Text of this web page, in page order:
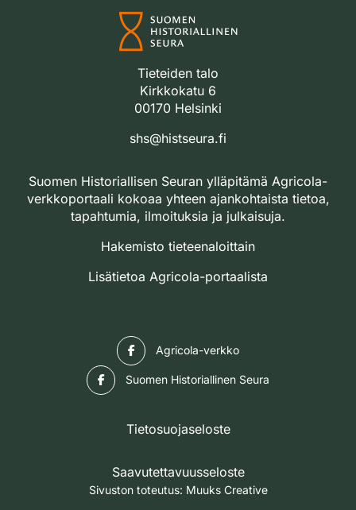
Tieteiden talo
Kirkkokatu 6
00170 Helsinki
shs@histseura.fi
Suomen Historiallisen Seuran ylläpitämä Agricola-
verkkoportaali kokoaa yhteen ajankohtaista tietoa,
tapahtumia, ilmoituksia ja julkaisuja.
Hakemisto tieteenaloittain
Lisätietoa Agricola-portaalista
Agricola-verkko
Suomen Historiallinen Seura
Tietosuojaseloste
Saavutettavuusseloste
Sivuston toteutus: Muuks Creative